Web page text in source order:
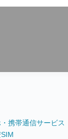
携帯通信サービス